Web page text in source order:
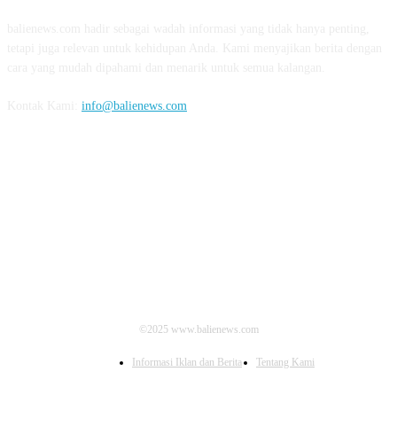
info@balienews.com
©2025 www.balienews.com
Informasi Iklan dan Berita Tentang Kami